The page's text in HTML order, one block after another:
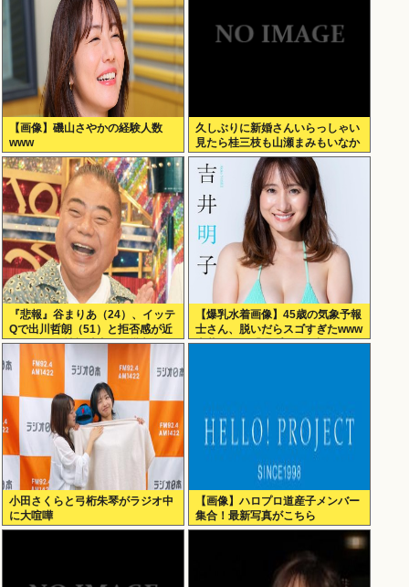
【画像】磯山さやかの経験人数
www
久しぶりに新婚さんいらっしゃい
見たら桂三枝も山瀬まみもいなか
った
『悲報』谷まりあ（24）、イッテ
Qで出川哲朗（51）と拒否感が近
すぎると女性視聴者から批判殺
到…！！
【爆乳水着画像】45歳の気象予報
士さん、脱いだらスゴすぎたwww
吉井明子、「週プレ」の初グラビ
小田さくらと弓桁朱琴がラジオ中
に大喧嘩
【画像】ハロプロ道産子メンバー
集合！最新写真がこちら